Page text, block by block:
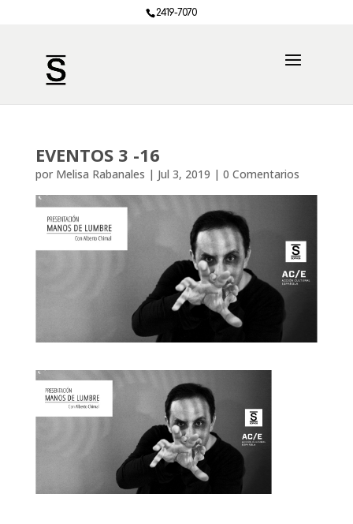
2419-7070
EVENTOS 3 -16
por Melisa Rabanales | Jul 3, 2019 | 0 Comentarios